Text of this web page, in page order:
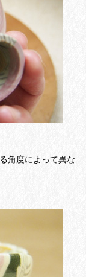
角度によって異な